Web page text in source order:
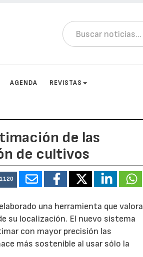
AGENDA REVISTAS
de las
de cultivos
1120
una herramienta que valora
su localización. El nuevo sistema
con mayor precisión las
más sostenible al usar sólo la